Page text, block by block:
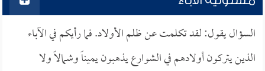
السؤال يقول: لقد تكلمت عن ظلم الأولاد. فما رأيكم في الآباء
الذين يتركون أولادهم في الشوارع يذهبون يميناً وشمالاً ولا